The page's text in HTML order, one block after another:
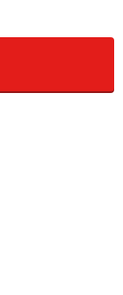
ち早く伝える